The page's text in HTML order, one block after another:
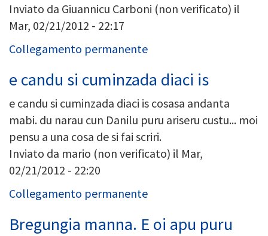
Inviato da Giuannicu Carboni (non verificato) il
Mar, 02/21/2012 - 22:17
Collegamento permanente
e candu si cuminzada diaci is
e candu si cuminzada diaci is cosasa andanta
mabi. du narau cun Danilu puru ariseru custu... moi
pensu a una cosa de si fai scriri.
Inviato da mario (non verificato) il Mar,
02/21/2012 - 22:20
Collegamento permanente
Bregungia manna. E oi apu puru